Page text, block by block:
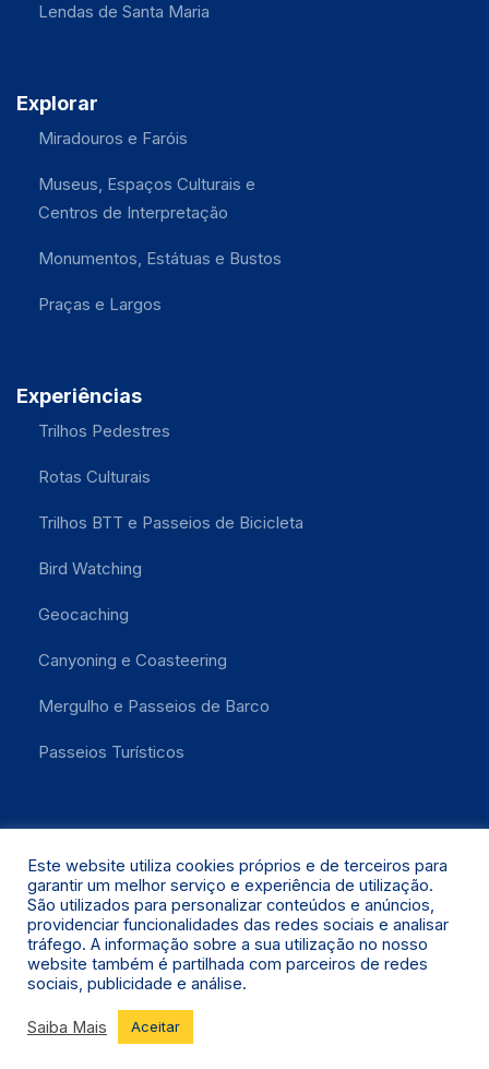
Lendas de Santa Maria
Explorar
Miradouros e Faróis
Museus, Espaços Culturais e
Centros de Interpretação
Monumentos, Estátuas e Bustos
Praças e Largos
Experiências
Trilhos Pedestres
Rotas Culturais
Trilhos BTT e Passeios de Bicicleta
Bird Watching
Geocaching
Canyoning e Coasteering
Mergulho e Passeios de Barco
Passeios Turísticos
Santa Maria 2021 © Todos os Direitos Reservados.
Este website utiliza cookies próprios e de terceiros para
garantir um melhor serviço e experiência de utilização.
São utilizados para personalizar conteúdos e anúncios,
providenciar funcionalidades das redes sociais e analisar
tráfego. A informação sobre a sua utilização no nosso
website também é partilhada com parceiros de redes
sociais, publicidade e análise.
Saiba Mais Aceitar